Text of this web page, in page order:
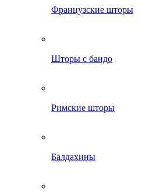
Французские шторы
Шторы с бандо
Римские шторы
Балдахины